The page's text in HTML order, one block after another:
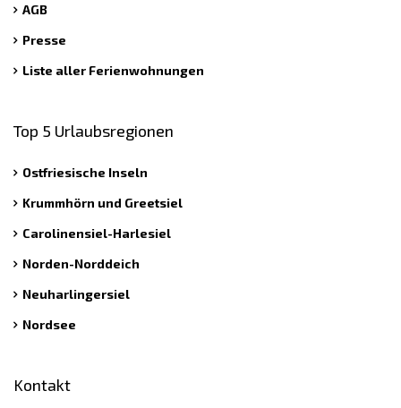
AGB
Presse
Liste aller Ferienwohnungen
Top 5 Urlaubsregionen
Ostfriesische Inseln
Krummhörn und Greetsiel
Carolinensiel-Harlesiel
Norden-Norddeich
Neuharlingersiel
Nordsee
Kontakt